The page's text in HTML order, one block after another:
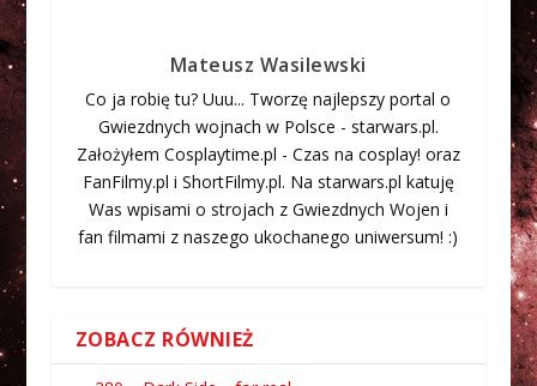
Mateusz Wasilewski
Co ja robię tu? Uuu... Tworzę najlepszy portal o
Gwiezdnych wojnach w Polsce - starwars.pl.
Założyłem Cosplaytime.pl - Czas na cosplay! oraz
FanFilmy.pl i ShortFilmy.pl. Na starwars.pl katuję
Was wpisami o strojach z Gwiezdnych Wojen i
fan filmami z naszego ukochanego uniwersum! :)
ZOBACZ RÓWNIEŻ